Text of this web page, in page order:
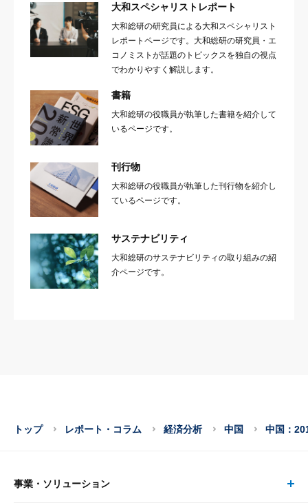
大和スペシャリストレポート
大和総研の研究員による大和スペシャリスト
レポートページです。大和総研の研究員・エ
コノミストが話題のトピックスを独自の視点
でわかりやすく解説します。
書籍
大和総研の役職員が執筆した書籍を紹介して
いるページです。
刊行物
大和総研の役職員が執筆した刊行物を紹介し
ているページです。
サステナビリティ
大和総研のサステナビリティの取り組みの紹
介ページです。
トップ レポート・コラム 経済分析 中国 中国：
事業・ソリューション